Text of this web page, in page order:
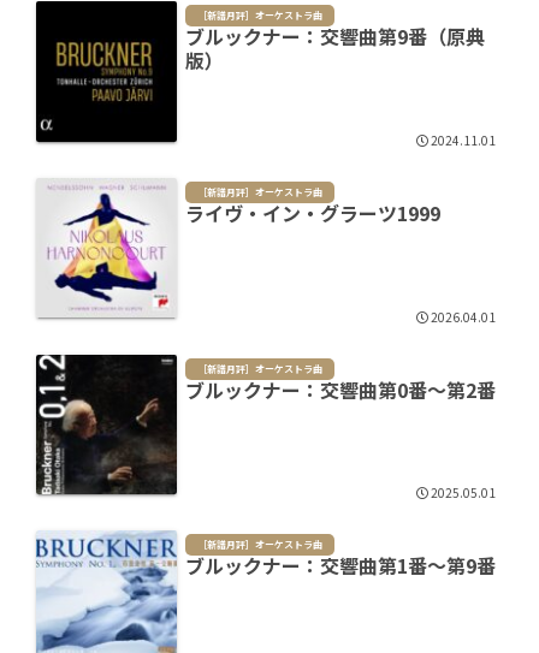
［新譜月評］オーケストラ曲
ブルックナー：交響曲第9番（原典
版）
2024.11.01
［新譜月評］オーケストラ曲
ライヴ・イン・グラーツ1999
2026.04.01
［新譜月評］オーケストラ曲
ブルックナー：交響曲第0番～第2番
2025.05.01
［新譜月評］オーケストラ曲
ブルックナー：交響曲第1番～第9番